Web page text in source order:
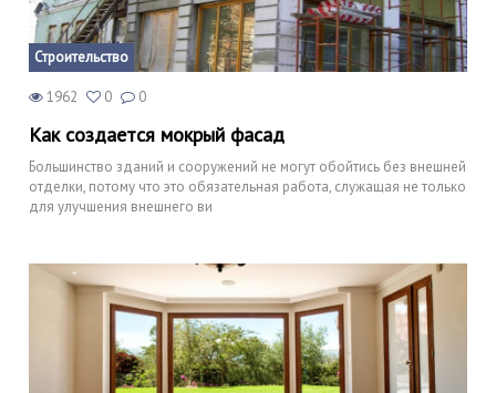
Строительство
1962 0 0
Как создается мокрый фасад
Большинство зданий и сооружений не могут обойтись без внешней
отделки, потому что это обязательная работа, служащая не только
для улучшения внешнего ви